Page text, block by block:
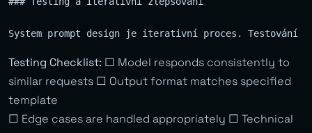
Testing Checklist: □ Model responds consistently to
similar requests □ Output format matches specified
template
□ Edge cases are handled appropriately □ Technical